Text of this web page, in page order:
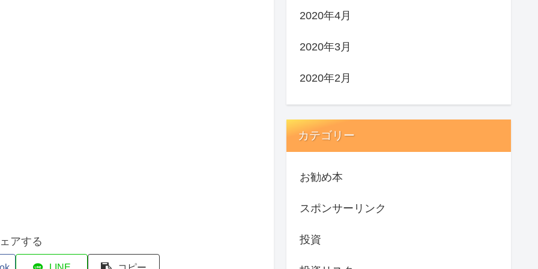
アする
2020年4月
2020年3月
2020年2月
カテゴリー
お勧め本
スポンサーリンク
投資